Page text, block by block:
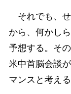
それでも、せ
から、何かし
予想する。そ
米中首脳会談
マンスと考える